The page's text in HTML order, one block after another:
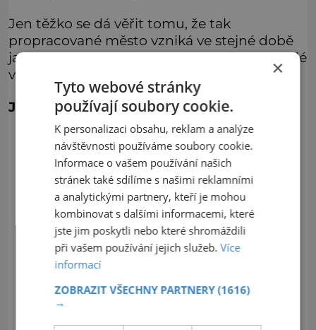
Jen těžko se dá věřit tomu, že tak
propracované město vzniká ve stejné době
jako první egyptské pyramidy! Kde zdejší lidé
vzali takové řemeslné zkušenosti?
Jan Zeman
×
Tyto webové stránky
používají soubory cookie.
K personalizaci obsahu, reklam a analýze
návštěvnosti používáme soubory cookie.
Informace o vašem používání našich
stránek také sdílíme s našimi reklamními
a analytickými partnery, kteří je mohou
kombinovat s dalšími informacemi, které
jste jim poskytli nebo které shromáždili
při vašem používání jejich služeb.Více
informací
ZOBRAZIT VŠECHNY PARTNERY(1616)
→